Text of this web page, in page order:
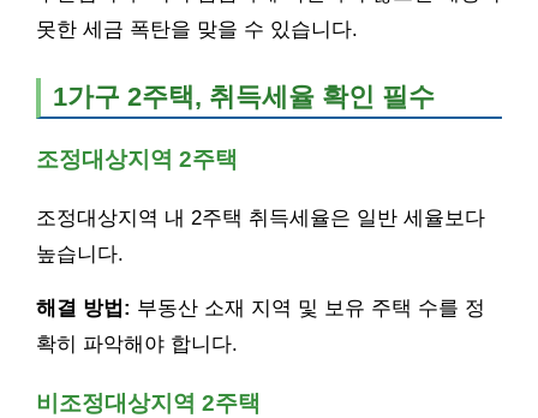
못한 세금 폭탄을 맞을 수 있습니다.
1가구 2주택, 취득세율 확인 필수
조정대상지역 2주택
조정대상지역 내 2주택 취득세율은 일반 세율보다
높습니다.
해결 방법: 부동산 소재 지역 및 보유 주택 수를 정
확히 파악해야 합니다.
비조정대상지역 2주택